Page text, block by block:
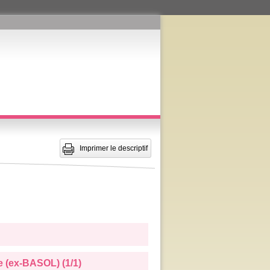
Imprimer le descriptif
BASOL) (1/1)